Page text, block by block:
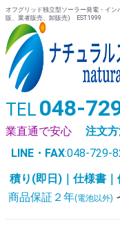
オフグリッド独立型ソーラー発電・イ
販、業者販売、卸販売) EST.1999
TEL 048-
業直通で安心
注文
LINE・FAX:048-729-
積り(即日)｜仕様書
商品保証２年(電池以外)